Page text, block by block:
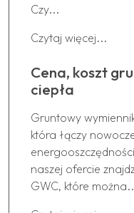
Czy...
Czytaj więcej...
Cena, koszt
ciepła
Gruntowy
która łączy
naszej ofercie
GWC, które